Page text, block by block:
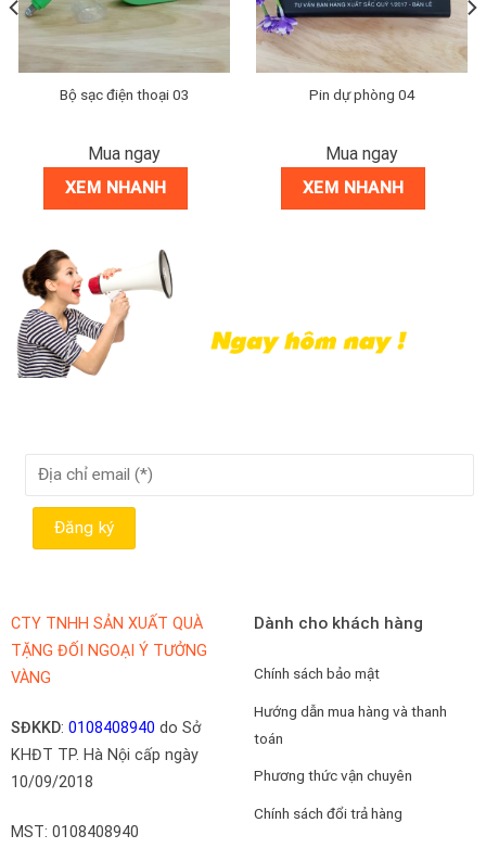
Bộ sạc điện thoại 03
Mua ngay
XEM NHANH
Pin dự phòng 04
Mua ngay
XEM NHANH
CTY TNHH SẢN XUẤT QUÀ
TẶNG ĐỐI NGOẠI Ý TƯỞNG
VÀNG
SĐKKD: 0108408940 do Sở
KHĐT TP. Hà Nội cấp ngày
10/09/2018
MST: 0108408940
Dành cho khách hàng
Chính sách bảo mật
Hướng dẫn mua hàng và thanh
toán
Phương thức vận chuyên
Chính sách đổi trả hàng